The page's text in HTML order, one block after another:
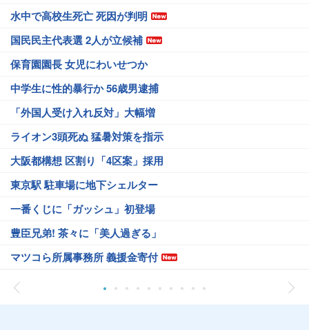
水中で高校生死亡 死因が判明
国民民主代表選 2人が立候補
保育園園長 女児にわいせつか
中学生に性的暴行か 56歳男逮捕
「外国人受け入れ反対」大幅増
ライオン3頭死ぬ 猛暑対策を指示
大阪都構想 区割り「4区案」採用
東京駅 駐車場に地下シェルター
一番くじに「ガッシュ」初登場
豊臣兄弟! 茶々に「美人過ぎる」
マツコら所属事務所 義援金寄付